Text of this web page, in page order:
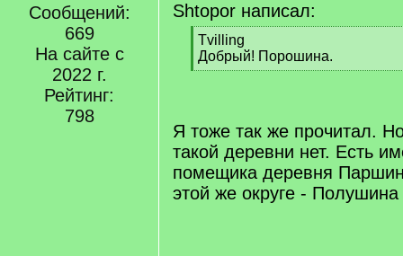
Сообщений:
669
На сайте с
2022 г.
Рейтинг:
798
Shtopor написал:
[
q
]
Tvilling
Добрый! Порошина.
[
Я тоже так же прочитал.
такой деревни нет. Есть
помещика деревня
этой же округе -